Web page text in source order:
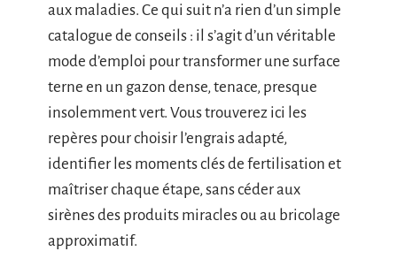
aux maladies. Ce qui suit n’a rien d’un simple
catalogue de conseils : il s’agit d’un véritable
mode d’emploi pour transformer une surface
terne en un gazon dense, tenace, presque
insolemment vert. Vous trouverez ici les
repères pour choisir l’engrais adapté,
identifier les moments clés de fertilisation et
maîtriser chaque étape, sans céder aux
sirènes des produits miracles ou au bricolage
approximatif.